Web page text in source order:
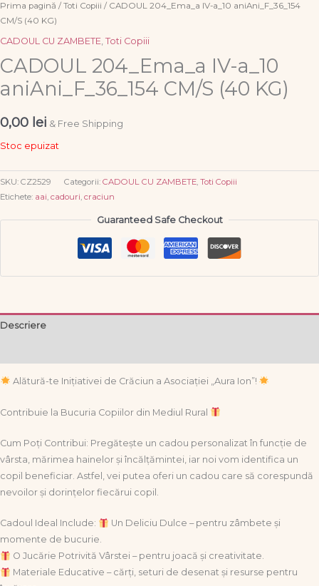
Prima pagină / Toti Copiii / CADOUL 204_Ema_a IV-a_10 aniAni_F_36_154
CM/S (40 KG)
CADOUL CU ZAMBETE Toti Copiii
CADOUL 204_Ema_a IV-a_10
aniAni_F_36_154 CM/S (40 KG)
0,00 lei & Free Shipping
Stoc epuizat
SKU: CZ2529 Categorii: CADOUL CU ZAMBETE, Toti Copiii
Etichete: aai, cadouri, craciun
Guaranteed Safe Checkout
Descriere
Alătură-te Inițiativei de Crăciun a Asociației „Aura Ion”!
Contribuie la Bucuria Copiilor din Mediul Rural
Cum Poți Contribui: Pregătește un cadou personalizat în funcție de
vârsta, mărimea hainelor și încălțămintei, iar noi vom identifica un
copil beneficiar. Astfel, vei putea oferi un cadou care să corespundă
nevoilor și dorințelor fiecărui copil.
Cadoul Ideal Include:
Un Deliciu Dulce – pentru zâmbete și
momente de bucurie.
O Jucărie Potrivită Vârstei – pentru joacă și creativitate.
Materiale Educative – cărți, seturi de desenat și resurse pentru